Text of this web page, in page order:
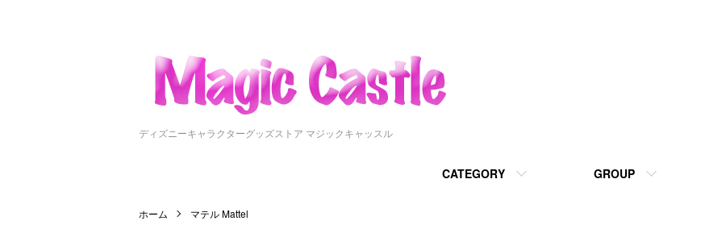
ディズニーキャラクターグッズストア マジックキャッスル
CATEGORY GROUP
ホーム マテル Mattel